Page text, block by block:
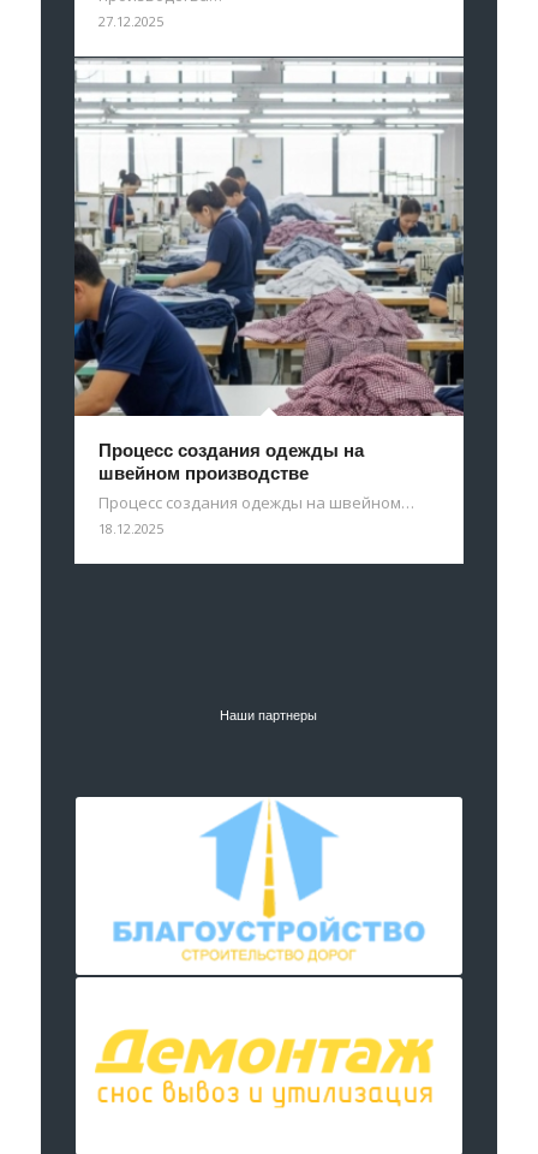
27.12.2025
Процесс создания одежды на
швейном производстве
Процесс создания одежды на швейном…
18.12.2025
Наши партнеры